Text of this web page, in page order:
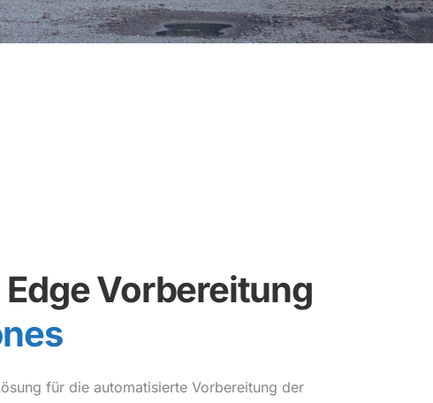
Vorbereitung
für die automatisierte Vorbereitung der